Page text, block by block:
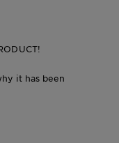
it has been